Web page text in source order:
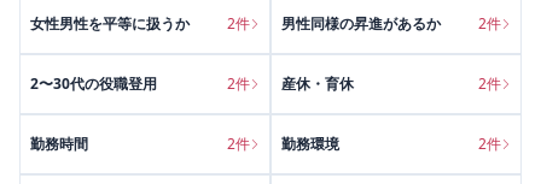
女性男性を平等に扱うか 2件 男性同様の昇進があるか 2件
2〜30代の役職登用 2件 産休・育休 2件
勤務時間 2件 勤務環境 2件